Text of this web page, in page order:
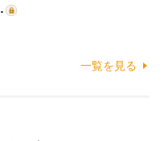
一覧を見る